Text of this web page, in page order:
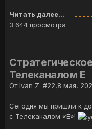
Медицинское
медицинской
Satrans -
проведения работ
транспортных
Animal Control -
Coroner -
Prison -
Мы осуществили
Пожарные
Читать далее...
3 644 просмотра
Телеканалом E
ОтIvan Z. #22,8 мая,
Сегодня мы пришли к
с Телеканалом «Е»!